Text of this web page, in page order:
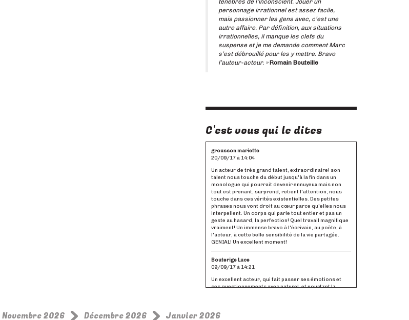
personnage irrationnel est assez facile,
mais passionner les gens avec, c’est une
autre affaire. Par définition, aux situations
irrationnelles, il manque les clefs du
suspense et je me demande comment Marc
s’est débrouillé pour les y mettre. Bravo
l’auteur-acteur. »Romain Bouteille
C'est vous qui le dites
grousson mariette
20/09/17 à 14:04
Un acteur de très grand talent, extraordinaire! son
talent nous touche du début jusqu'à la fin dans un
monologue qui pourrait devenir ennuyeux mais non
tout est prenant, surprend, retient l'attention, nous
touche dans ces vérités existentielles. Des petites
phrases nous vont droit au cœur parce qu'elles nous
interpellent. Un corps qui parle tout entier et pas un
geste au hasard, la perfection! Quel travail magnifique
vraiment! Un immense bravo à l'écrivain, au poète, à
l'acteur, à cette belle sensibilité de la vie partagée.
GENIAL! Un excellent moment!
Bouterige Luce
09/09/17 à 14:21
Un excellent acteur, qui fait passer ses émotions et
ses questionnements avec naturel, et pourtznt lz
Novembre 2026 Décembre 2026 Janvier 2026